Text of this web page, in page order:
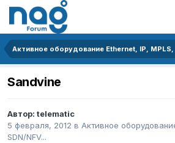
Sandvine
Автор: telematic
5 февраля, 2012 в Активное
SDN/NFV...